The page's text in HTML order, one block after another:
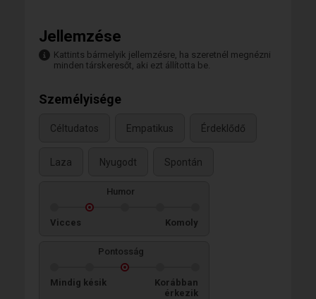
Jellemzése
Kattints bármelyik jellemzésre, ha szeretnél megnézni
minden társkeresőt, aki ezt állította be.
Személyisége
Céltudatos Empatikus Érdeklődő
Laza Nyugodt Spontán
Humor
Vicces Komoly
Pontosság
Mindig késik
Korábban
érkezik